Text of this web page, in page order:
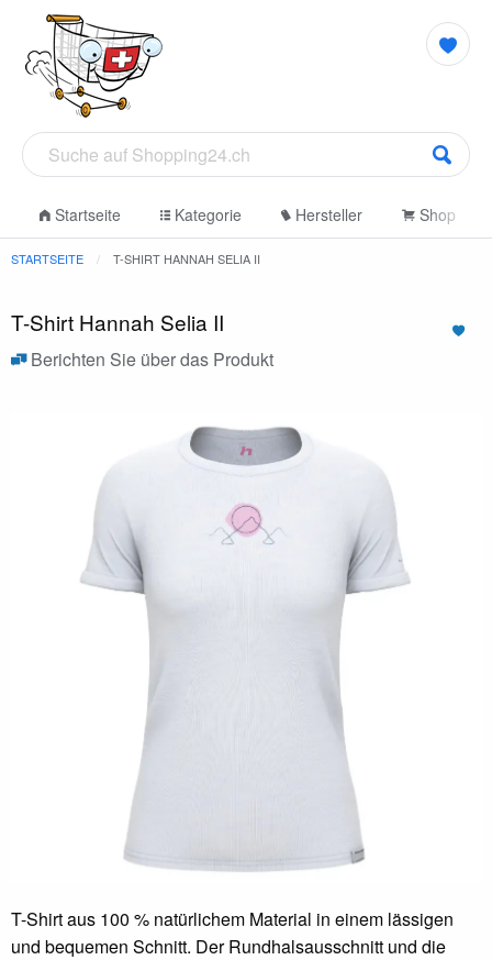
Startseite Kategorie Hersteller Shop
STARTSEITE T-SHIRT HANNAH SELIA II
T-Shirt Hannah Selia II
Berichten Sie über das Produkt
T-Shirt aus 100 % natürlichem Material in einem lässigen
und bequemen Schnitt. Der Rundhalsausschnitt und die